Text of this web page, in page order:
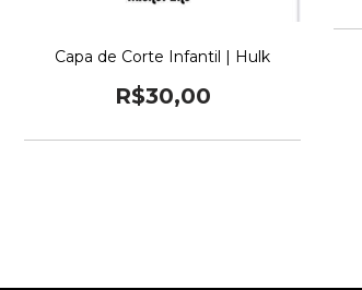
Capa de Corte Infantil | Hulk
R$30,00